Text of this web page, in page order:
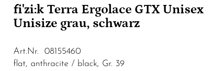
fi'zi:k Terra Ergolace GTX Unisex
Unisize grau, schwarz
Art.Nr. 08155460
flat, anthracite / black, Gr. 39